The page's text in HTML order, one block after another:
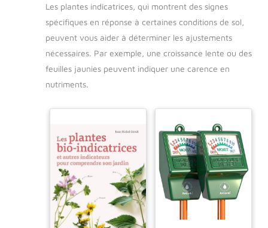
Les plantes indicatrices, qui montrent des signes
spécifiques en réponse à certaines conditions de sol,
peuvent vous aider à déterminer les ajustements
nécessaires. Par exemple, une croissance lente ou des
feuilles jaunies peuvent indiquer une carence en
nutriments.